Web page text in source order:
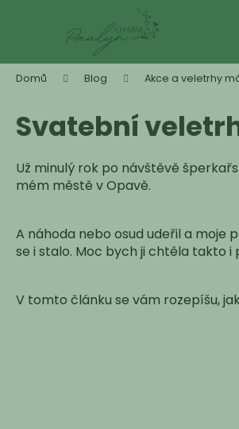
Domů Blog Akce a veletrhy
Svatební
Už minulý rok po návštěvě
mém městě v Opavě.
A náhoda nebo osud udeřil a moje
se i stalo. Moc bych ji chtěla takto
V tomto článku se vám rozepíšu,
í
Zpět
do
obchodu
Zpět
do
obchodu